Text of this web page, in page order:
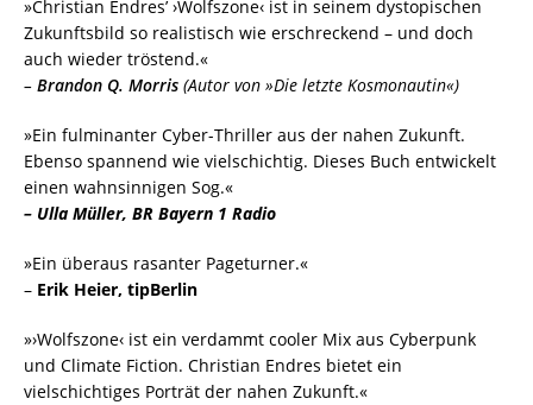
»Christian Endres’ ›Wolfszone‹ ist in seinem dystopischen
Zukunftsbild so realistisch wie erschreckend – und doch
auch wieder tröstend.«
– Brandon Q. Morris (Autor von »Die letzte Kosmonautin«)
»Ein fulminanter Cyber-Thriller aus der nahen Zukunft.
Ebenso spannend wie vielschichtig. Dieses Buch entwickelt
einen wahnsinnigen Sog.«
– Ulla Müller, BR Bayern 1 Radio
»Ein überaus rasanter Pageturner.«
– Erik Heier, tipBerlin
»›Wolfszone‹ ist ein verdammt cooler Mix aus Cyberpunk
und Climate Fiction. Christian Endres bietet ein
vielschichtiges Porträt der nahen Zukunft.«